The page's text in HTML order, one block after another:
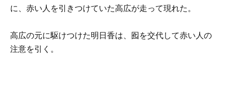
に、赤い人を引きつけていた高広が走って現れた。
高広の元に駆けつけた明日香は、囮を交代して赤い人の
注意を引く。